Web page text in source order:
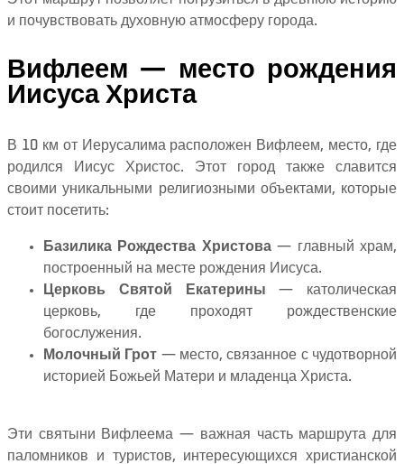
и почувствовать духовную атмосферу города.
Вифлеем — место рождения
Иисуса Христа
В 10 км от Иерусалима расположен Вифлеем, место, где
родился Иисус Христос. Этот город также славится
своими уникальными религиозными объектами, которые
стоит посетить:
Базилика Рождества Христова— главный храм,
построенный на месте рождения Иисуса.
Церковь Святой Екатерины — католическая
церковь, где проходят рождественские
богослужения.
Молочный Грот — место, связанное с чудотворной
историей Божьей Матери и младенца Христа.
Эти святыни Вифлеема — важная часть маршрута для
паломников и туристов, интересующихся христианской